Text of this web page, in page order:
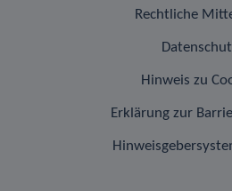
Rechtliche
Hinweis zu
Erklärung zur